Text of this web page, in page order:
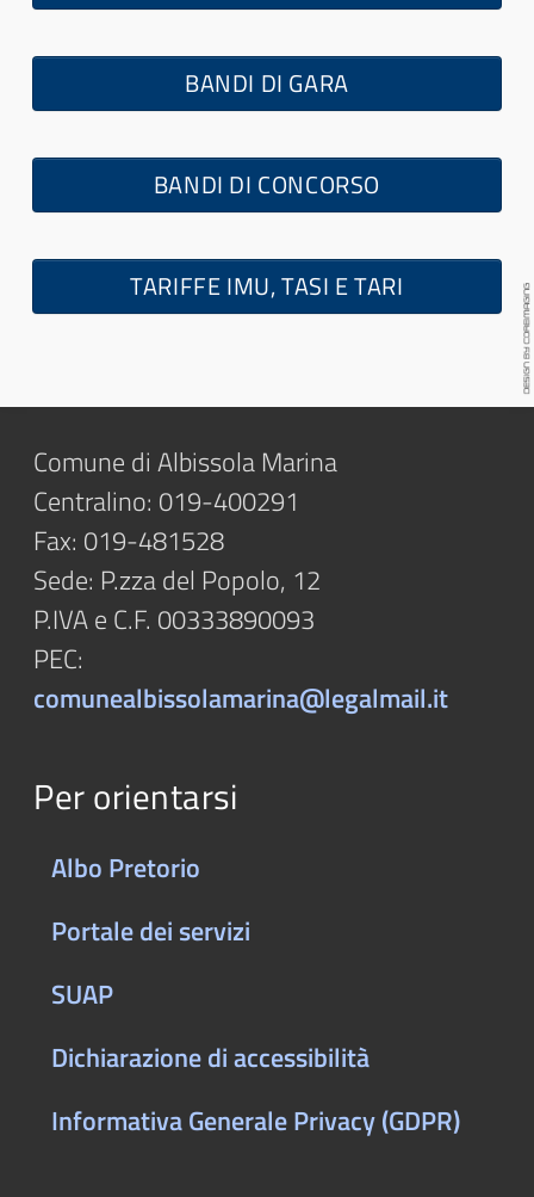
BANDI DI GARA
BANDI DI CONCORSO
TARIFFE IMU, TASI E TARI
Comune di Albissola Marina
Centralino: 019-400291
Fax: 019-481528
Sede: P.zza del Popolo, 12
P.IVA e C.F. 00333890093
PEC:
comunealbissolamarina@legalmail.it
Per orientarsi
Albo Pretorio
Portale dei servizi
SUAP
Dichiarazione di accessibilità
Informativa Generale Privacy (GDPR)